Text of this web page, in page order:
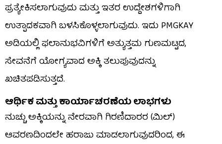
ಪ್ರತ್ಯೇಕಿಸಲಾಗುವುದು ಮತ್ತು ಇತರ ಉದ್ದೇಶಗಳಿಗಾಗಿ
ಉತ್ಪಾದಕವಾಗಿ ಬಳಸಿಕೊಳ್ಳಲಾಗುವುದು. ಇದು PMGKAY
ಅಡಿಯಲ್ಲಿ ಫಲಾನುಭವಿಗಳಿಗೆ ಅತ್ಯುತ್ತಮ ಗುಣಮಟ್ಟದ,
ಸೇವನೆಗೆ ಯೋಗ್ಯವಾದ ಅಕ್ಕಿ ತಲುಪುವುದನ್ನು
ಖಚಿತಪಡಿಸುತ್ತದೆ.
ಆರ್ಥಿಕ ಮತ್ತು ಕಾರ್ಯಾಚರಣೆಯ ಲಾಭಗಳು
ನುಚ್ಚು ಅಕ್ಕಿಯನ್ನು ನೇರವಾಗಿ ಗಿರಣಿದಾರರ (ಮಿಲ್)
ಆವರಣದಿಂದಲೇ ಹರಾಜು ಮಾಡಲಾಗುವುದರಿಂದ, ಈ